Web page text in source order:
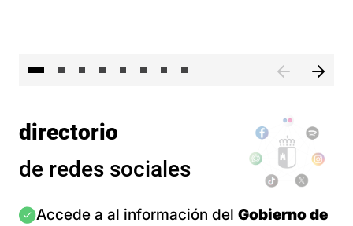
directorio
de redes sociales
Imagen
Accede a al información del Gobierno de